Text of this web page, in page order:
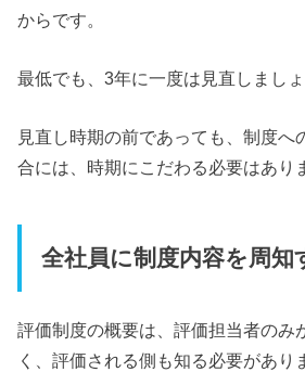
からです。
最低でも、3年に一度は見直しましょ
見直し時期の前であっても、制度へ
合には、時期にこだわる必要はあり
全社員に制度内容を周知
評価制度の概要は、評価担当者のみ
く、評価される側も知る必要があり